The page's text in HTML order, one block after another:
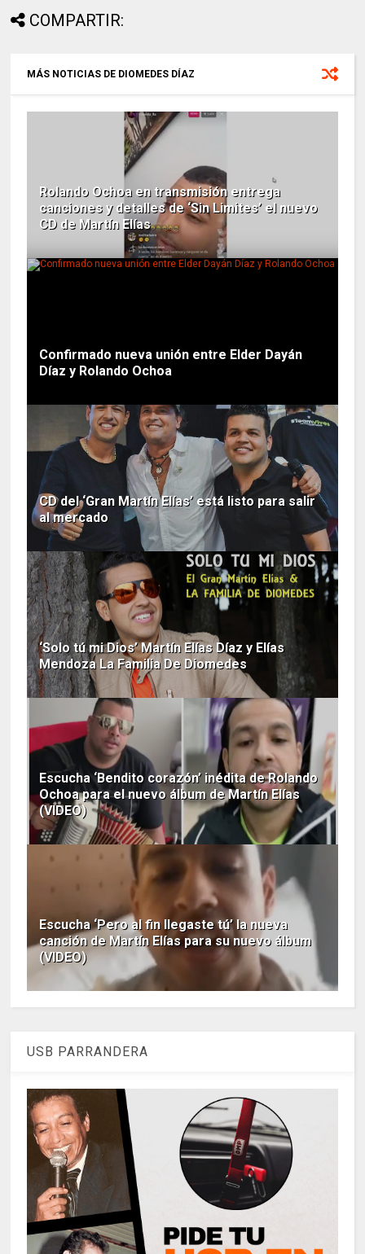
COMPARTIR:
MÁS NOTICIAS DE DIOMEDES DÍAZ
Rolando Ochoa en transmisión entrega
canciones y detalles de ‘Sin Limites’ el nuevo
CD de Martín Elías
Confirmado nueva unión entre Elder Dayán
Díaz y Rolando Ochoa
CD del ‘Gran Martín Elías’ está listo para salir
al mercado
‘Solo tú mi Dios’ Martín Elías Díaz y Elías
Mendoza La Familia De Diomedes
Escucha ‘Bendito corazón’ inédita de Rolando
Ochoa para el nuevo álbum de Martín Elías
(VIDEO)
Escucha ‘Pero al fin llegaste tú’ la nueva
canción de Martín Elías para su nuevo álbum
(VIDEO)
USB PARRANDERA